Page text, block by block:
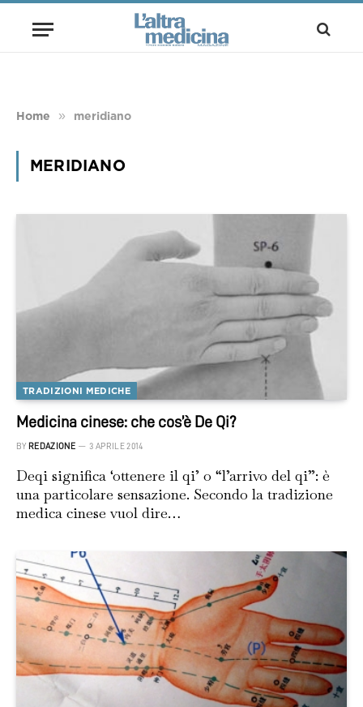
Home » meridiano
MERIDIANO
TRADIZIONI MEDICHE
Medicina cinese: che cos’è De Qi?
BY REDAZIONE 3 APRILE 2014
Deqi significa ‘ottenere il qi’ o “l’arrivo del qi”: è
una particolare sensazione. Secondo la tradizione
medica cinese vuol dire…